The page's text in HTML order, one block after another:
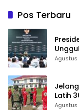
Pos Terbaru
Dunia
Agustus
Latih
Agustus